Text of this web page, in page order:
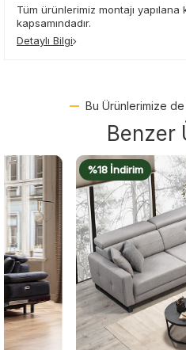
Tüm ürünlerimiz montajı
kapsamındadır.
Detaylı Bilgi
Bu Ürünlerimize
Benzer
%18 İndirim